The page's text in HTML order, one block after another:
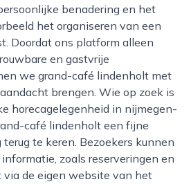
benadering en het
het organiseren van een
Doordat ons platform alleen
en gastvrije
we grand-café lindenholt met
brengen. Wie op zoek is
horecagelegenheid in nijmegen-
café lindenholt een fijne
te keren. Bezoekers kunnen
zoals reserveringen en
via de eigen website van het